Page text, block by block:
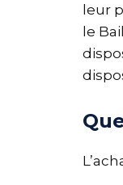
leur
le